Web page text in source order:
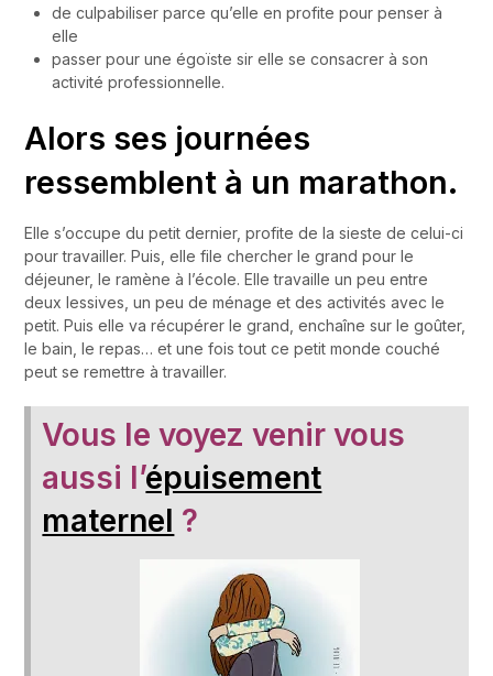
de culpabiliser parce qu’elle en profite pour penser à
elle
passer pour une égoïste sir elle se consacrer à son
activité professionnelle.
Alors ses journées
ressemblent à un marathon.
Elle s’occupe du petit dernier, profite de la sieste de celui-ci
pour travailler. Puis, elle file chercher le grand pour le
déjeuner, le ramène à l’école. Elle travaille un peu entre
deux lessives, un peu de ménage et des activités avec le
petit. Puis elle va récupérer le grand, enchaîne sur le goûter,
le bain, le repas… et une fois tout ce petit monde couché
peut se remettre à travailler.
Vous le voyez venir vous
aussi l’épuisement
maternel ?